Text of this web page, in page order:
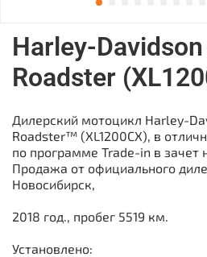
Harley-
Roadster
Дилерский мотоцикл Harley-
Roadster™ (XL1200CX), в
по программе Trade-in в зачет
Продажа от официального
Новосибирск,
2018 год., пробег 5519 км.
Установлено: